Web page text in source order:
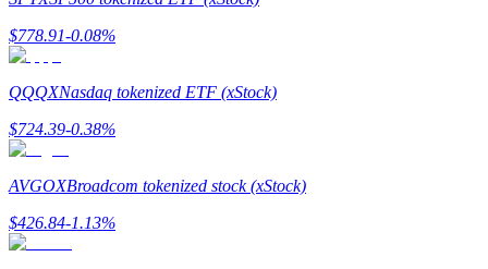
Deposit & Trade BTC to Share 25000 USDT prize pool!
Deposit CASHCAT & Win
$778.91-0.08%
QQQXNasdaq tokenized ETF (xStock)
$724.39-0.38%
AVGOXBroadcom tokenized stock (xStock)
$426.84-1.13%